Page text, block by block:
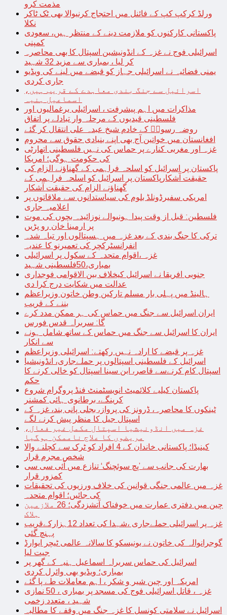
مذمت کرو
ورلڈ کرکپ کپ کے فائنل میں احتجاج کرنیوالا بھی ٹک ٹاکر
نکلا
پاکستانی کارکنوں کو ملازمت دینے کے منتظر ہیں، سعودی
کمپنی
اسرائیلی فوج نے غزہ کے انڈونیشین اسپتال کا بھی محاصرہ
کر لیا ، بمباری سے مزید 32 شہید
یمنی فضائیہ نے اسرائیلی جہاز کو قبضے میں لینے کی ویڈیو
جاری کردی
اسرائیل سے جنگ بندی معاہدے کے قریب ہیں،
اسماعیل ہنیہ
مذاکرات میں اہم پیشرفت ، اسرائیلی یرغمالیوں اور
فلسطینی قیدیوں کے مرحلہ وار تبادلے پر اتفاق
روضہ رسولؐ کے خادم شیخ عبدہ علی انتقال کر گئے
افغانستان میں خواتین آج بھی اپنے بنیادی حقوق سے محروم
غزہ اور مغربی کنارے پر حماس کی نہیں فلسطینی اتھارٹی
کی حکومت ہوگی؛ امریکا
پاکستان پر اسرائیل کو اسلحہ فراہمی کے گھناؤنے الزام کی
حقیقت آشکارپاکستان پر اسرائیل کو اسلحہ فراہمی کے
گھناؤنے الزام کی حقیقت آشکار
امریکی سفیرڈونلڈ بلوم کی سیاستدانوں سے ملاقاتوں پر
اعلامیہ جاری
فلسطین: قبل از وقت پیدا ہونیوالے نوزائیدہ بچوں کی موت
پر ارمینا خان رو پڑیں
ترکی کا جنگ بندی کے بعد غزہ میں ہسپتالوں اور تباہ شدہ
انفرانسٹرکچر کی تعمیرنو کا عندیہ
غزہ ،اقوام متحدہ کے سکول پر اسرائیلی
بمباری،50فلسطینی شہید
جنوبی افریقا نے اسرائیل کیخلاف بین الاقوامی فوجداری
عدالت میں شکایت درج کرا دی
ہالینڈ میں پہلی بار مسلم تارکین وطن خاتون وزیراعظم
بننے کے قریب
ایران اسرائیل سے جنگ میں حماس کی ہر ممکن مدد کرے
گا: سربراہ قدس فورس
ایران کا اسرائیل سے جنگ میں حماس کے ساتھ شامل ہونے
سے انکار
غزہ پر قبضے کا ارادہ نہیں رکھتے: اسرائیلی وزیراعظم
اسرائیل کے فلسطینی اسپتالوں پر حملےجاری، انڈونیشیا
اسپتال کام کرنےسے قاصر، ابن سینا اسپتال کو خالی کرنے کا
حکم
پاکستان کیلیے کلائمیٹ انویسٹمنٹ فنڈ پروگرام شروع
کرینگے، برطانوی ہائی کمشنر
ٹینکوں کا محاصرہ، ڈرونز کی پرواز، بجلی پانی بند، غزہ کے
اسپتال جیل کا منظر پیش کرنے لگے
غزہ میں انڈونیشیا اسپتال مکمل غیر فعال،
مریضوں کا علاج ناممکن ہوگیا
کینیڈا؛ پاکستانی خاندان کے 4 افراد کو ٹرک سے کچلنے والا
شخص مجرم قرار
بھارت کی جانب سے ’پچ سوئچنگ‘ تنازع میں آئی سی سی
کمزور قرار
غزہ میں عالمی جنگی قوانین کی خلاف ورزیوں کی تحقیقات
کی جائیں؛ اقوام متحدہ
چین میں دفتری عمارت میں خوفناک آتشزدگی؛ 26 ملازمین
ہلاک
غزہ پر اسرائیلی حملےجاری ،شہدا کی تعداد 12ہزارکےقریب
پہنچ گئی
گوجرانوالہ کی خاتون نے یونیسکو کا سالانہ عالمی ٹیچر ایوارڈ
جیت لیا
اسرائیل کی حماس سربراہ اسماعیل ہنیہ کے گھر پر
بمباری؛ ویڈیو بھی وائرل کردی
امریکہ اور چین شیر و شکر ، اہم معاملات طے پا گئے
غزہ ، قاتل اسرائیلی فوج کی مسجد پر بمباری ، 50 نمازی
شہید ، متعدد زخمی
اسرائیل نے سلامتی کونسل کا غزہ جنگ میں وقفے کا مطالبہ